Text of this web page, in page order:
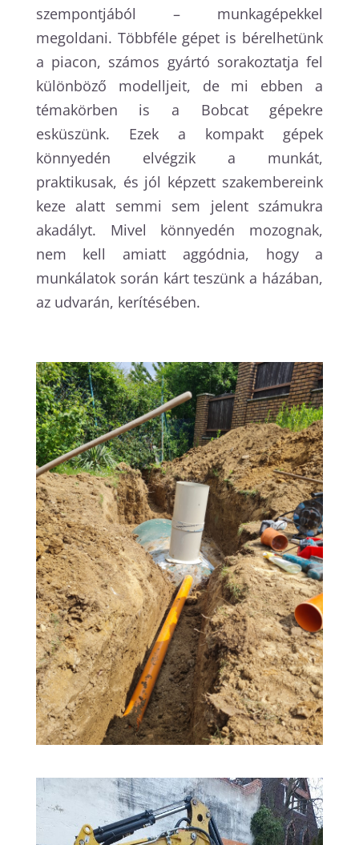
szempontjából – munkagépekkel
megoldani. Többféle gépet is bérelhetünk
a piacon, számos gyártó sorakoztatja fel
különböző modelljeit, de mi ebben a
témakörben is a Bobcat gépekre
esküszünk. Ezek a kompakt gépek
könnyedén elvégzik a munkát,
praktikusak, és jól képzett szakembereink
keze alatt semmi sem jelent számukra
akadályt. Mivel könnyedén mozognak,
nem kell amiatt aggódnia, hogy a
munkálatok során kárt teszünk a házában,
az udvarán, kerítésében.